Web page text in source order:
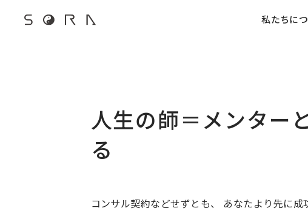
私たちに
宙SORAのブログ
人生の師＝メンター
る
コンサル契約などせずとも、 あなたより先に